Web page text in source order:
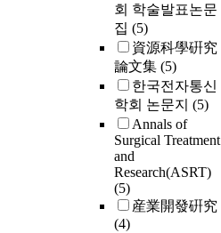
회 학술발표논문
집 (5)
資源科學硏究
論文集 (5)
한국전자통신
학회 논문지 (5)
Annals of
Surgical Treatment
and
Research(ASRT)
(5)
産業開發硏究
(4)